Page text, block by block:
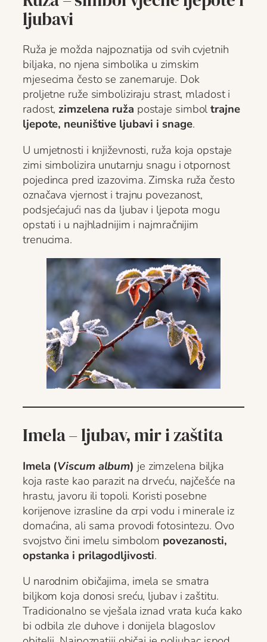
ljubavi
Ruža je možda najpoznatija od svih cvjetnih
biljaka, no njena simbolika u zimskim
mjesecima često se zanemaruje. Dok
proljetne ruže simboliziraju strast, mladost i
radost,zimzelena ruža postaje simboltrajne
ljepote, neuništive ljubavi i snage.
U umjetnosti i književnosti, ruža koja opstaje
zimi simbolizira unutarnju snagu i otpornost
pojedinca pred izazovima. Zimska ruža često
označava vjernost i trajnu povezanost,
podsjećajući nas da ljubav i ljepota mogu
opstati i u najhladnijim i najmračnijim
trenucima.
Imela – ljubav, mir i zaštita
Imela (Viscum album) je zimzelena biljka
koja raste kao parazit na drveću, najčešće na
hrastu, javoru ili topoli. Koristi posebne
korijenove izrasline da crpi vodu i minerale iz
domaćina, ali sama provodi fotosintezu. Ovo
svojstvo čini imelu simbolom povezanosti,
opstanka i prilagodljivosti.
U narodnim običajima, imela se smatra
biljkom koja donosi sreću, ljubav i zaštitu.
Tradicionalno se vješala iznad vrata kuća kako
bi odbila zle duhove i donijela blagoslov